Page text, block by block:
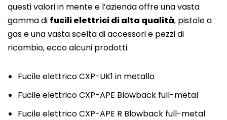
questi valori in mente e l’azienda offre una vasta
gamma di fucili elettrici di alta qualità, pistole a
gas e una vasta scelta di accessori e pezzi di
ricambio, ecco alcuni prodotti:
Fucile elettrico CXP-UK1 in metallo
Fucile elettrico CXP-APE Blowback full-metal
Fucile elettrico CXP-APE R Blowback full-metal